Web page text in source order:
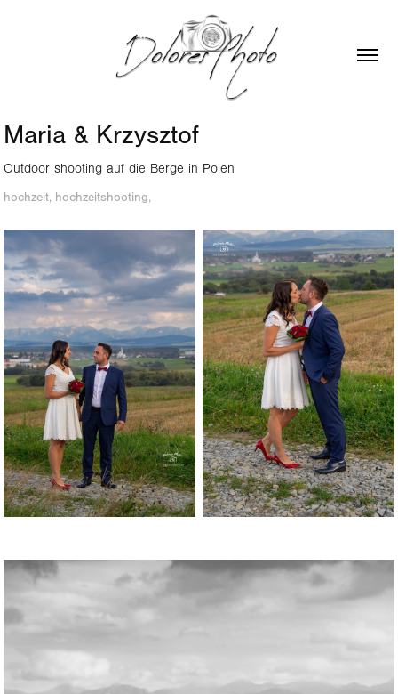
Maria & Krzysztof
Outdoor shooting auf die Berge in Polen
hochzeit, hochzeitshooting,